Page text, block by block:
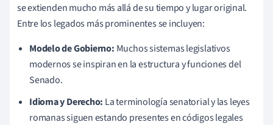
se extienden mucho más allá de su tiempo y lugar original.
Entre los legados más prominentes se incluyen:
Modelo de Gobierno: Muchos sistemas legislativos
modernos se inspiran en la estructura y funciones del
Senado.
Idioma y Derecho: La terminología senatorial y las leyes
romanas siguen estando presentes en códigos legales